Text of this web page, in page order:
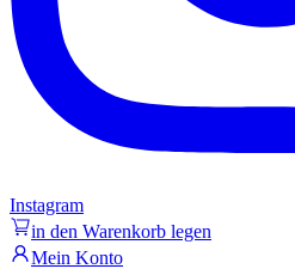
Instagram
in den Warenkorb legen
Mein Konto